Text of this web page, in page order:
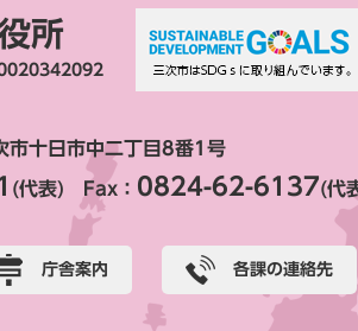
所
十日市中二丁目8番1号
(代表) Fax： 0824-62-6137(代
庁舎案内 各課の連絡先